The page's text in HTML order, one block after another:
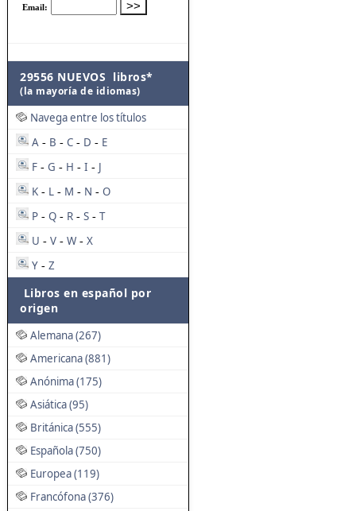
29556 NUEVOS libros*
(la mayoría de idiomas)
Navega entre los títulos
A - B - C - D - E
F - G - H - I - J
K - L - M - N - O
P - Q - R - S - T
U - V - W - X
Y - Z
Libros en español por
origen
Alemana (267)
Americana (881)
Anónima (175)
Asiática (95)
Británica (555)
Española (750)
Europea (119)
Francófona (376)